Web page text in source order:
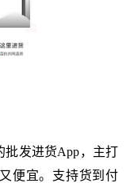
批发进货App，主打
便宜。支持货到付